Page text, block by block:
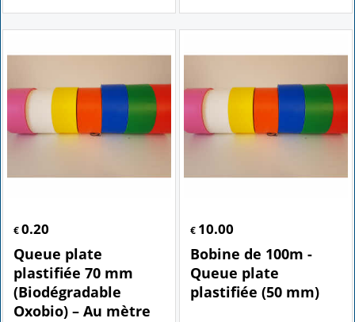
€ 0.20
Queue plate
plastifiée 70 mm
(Biodégradable
Oxobio) – Au mètre
€ 10.00
Bobine de 100m -
Queue plate
plastifiée (50 mm)